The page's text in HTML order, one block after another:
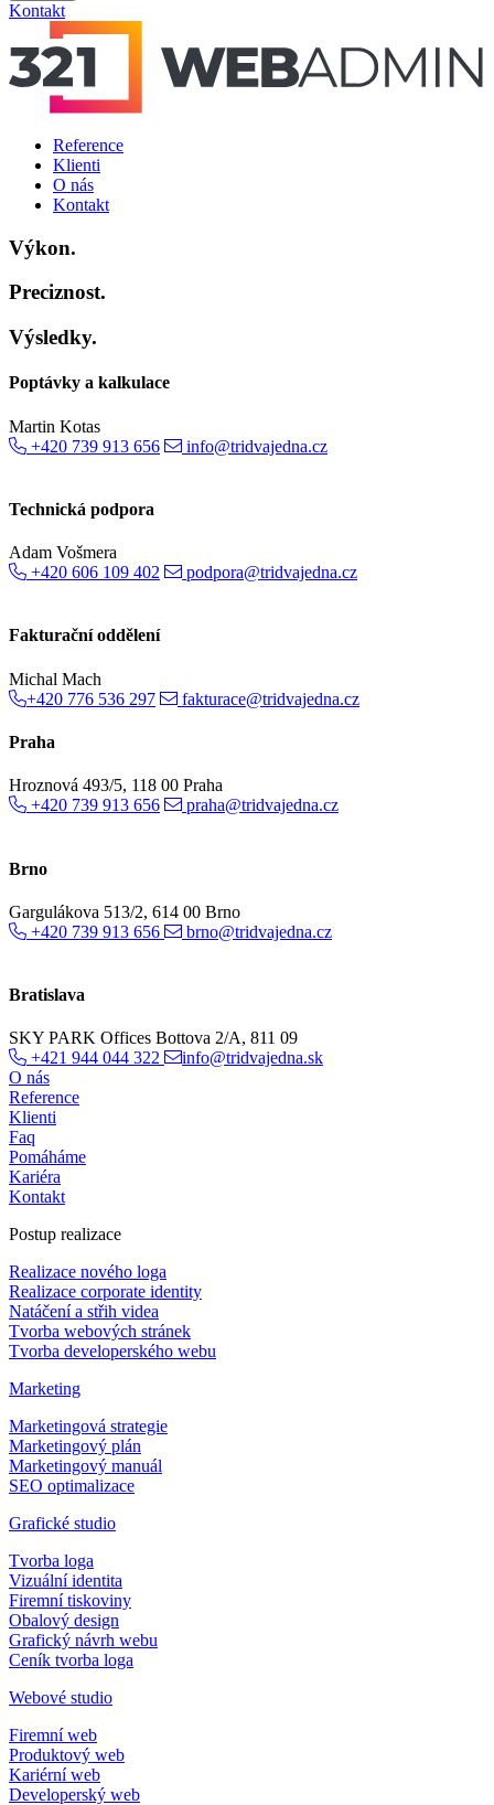
Kontakt
Reference
Klienti
O nás
Kontakt
Výkon.
Preciznost.
Výsledky.
Poptávky a kalkulace
Martin Kotas
+420 739 913 656
info@tridvajedna.cz
Technická podpora
Adam Vošmera
+420 606 109 402
podpora@tridvajedna.cz
Fakturační oddělení
Michal Mach
+420 776 536 297
fakturace@tridvajedna.cz
Praha
Hroznová 493/5, 118 00 Praha
+420 739 913 656
praha@tridvajedna.cz
Brno
Gargulákova 513/2, 614 00 Brno
+420 739 913 656
brno@tridvajedna.cz
Bratislava
SKY PARK Offices Bottova 2/A, 811 09
+421 944 044 322
info@tridvajedna.sk
O nás
Reference
Klienti
Faq
Pomáháme
Kariéra
Kontakt
Postup realizace
Realizace nového loga
Realizace corporate identity
Natáčení a střih videa
Tvorba webových stránek
Tvorba developerského webu
Marketing
Marketingová strategie
Marketingový plán
Marketingový manuál
SEO optimalizace
Grafické studio
Tvorba loga
Vizuální identita
Firemní tiskoviny
Obalový design
Grafický návrh webu
Ceník tvorba loga
Webové studio
Firemní web
Produktový web
Kariérní web
Developerský web